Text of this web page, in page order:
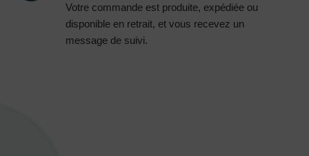
Votre commande est produite, expédiée ou
disponible en retrait, et vous recevez un
message de suivi.